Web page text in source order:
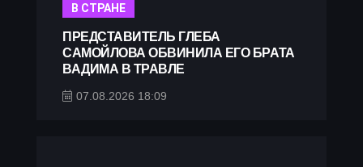
В СТРАНЕ
ПРЕДСТАВИТЕЛЬ ГЛЕБА
САМОЙЛОВА ОБВИНИЛА ЕГО БРАТА
ВАДИМА В ТРАВЛЕ
07.08.2026 18:09